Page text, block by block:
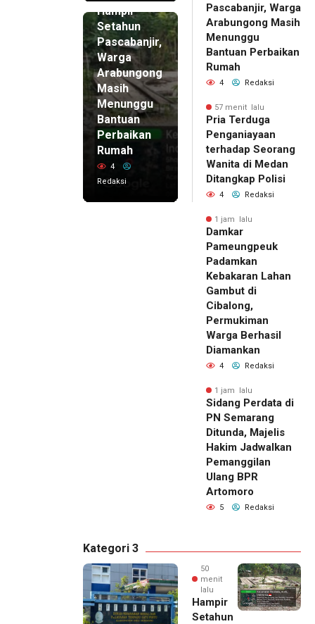
Hampir
Setahun
Pascabanjir,
Warga
Arabungong
Masih
Menunggu
Bantuan
Perbaikan
Rumah
4
Redaksi
Pascabanjir, Warga
Arabungong Masih
Menunggu
Bantuan Perbaikan
Rumah
4 Redaksi
57 menit lalu
Pria Terduga
Penganiayaan
terhadap Seorang
Wanita di Medan
Ditangkap Polisi
4 Redaksi
1 jam lalu
Damkar
Pameungpeuk
Padamkan
Kebakaran Lahan
Gambut di
Cibalong,
Permukiman
Warga Berhasil
Diamankan
4 Redaksi
1 jam lalu
Sidang Perdata di
PN Semarang
Ditunda, Majelis
Hakim Jadwalkan
Pemanggilan
Ulang BPR
Artomoro
5 Redaksi
Kategori 3
50
menit
lalu
Hampir
Setahun